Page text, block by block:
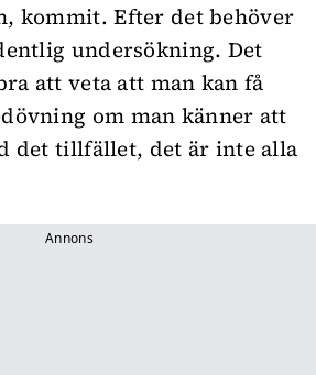
kommit. Efter det behöver
undersökning. Det
att veta att man kan få
om man känner att
det tillfället, det är inte alla
Annons